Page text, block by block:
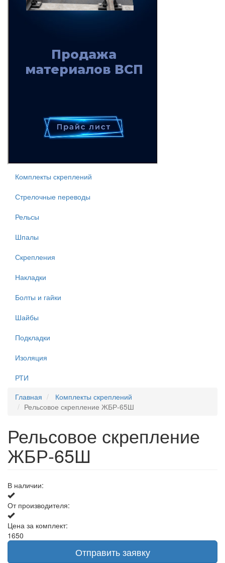
Комплекты скреплений
Стрелочные переводы
Рельсы
Шпалы
Скрепления
Накладки
Болты и гайки
Шайбы
Подкладки
Изоляция
РТИ
Главная
Комплекты скреплений
Рельсовое скрепление ЖБР-65Ш
Рельсовое скрепление
ЖБР-65Ш
В наличии:
От производителя:
Цена за комплект:
1650
Отправить заявку